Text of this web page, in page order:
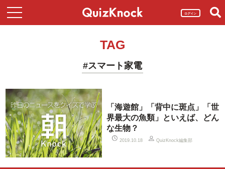
ログイン
TAG
#スマート家電
「海遊館」「背中に斑点」「世
界最大の魚類」といえば、どん
な生物？
2019.10.18 QuizKnock編集部